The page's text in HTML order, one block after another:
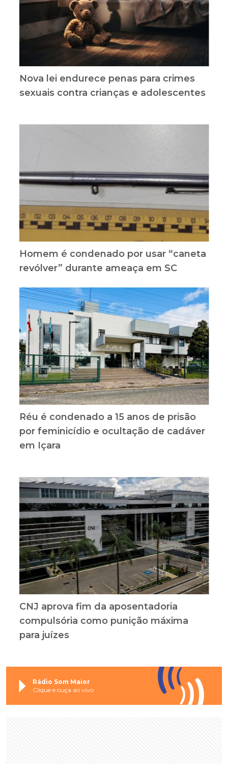
Nova lei endurece penas para crimes
sexuais contra crianças e adolescentes
Homem é condenado por usar “caneta
revólver” durante ameaça em SC
Réu é condenado a 15 anos de prisão
por feminicídio e ocultação de cadáver
em Içara
CNJ aprova fim da aposentadoria
compulsória como punição máxima
para juízes
Rádio Som Maior
Clique e ouça ao vivo